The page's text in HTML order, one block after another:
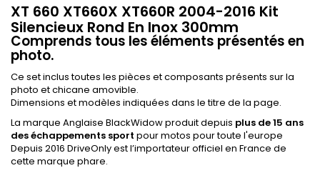
XT 660 XT660X XT660R 2004-2016 Kit
Silencieux Rond En Inox 300mm
Comprends tous les éléments présentés en
photo.
Ce set inclus toutes les pièces et composants présents sur la
photo et chicane amovible.
Dimensions et modèles indiquées dans le titre de la page.
La marque Anglaise BlackWidow produit depuis plus de 15 ans
des échappements sport pour motos pour toute l'europe
Depuis 2016 DriveOnly est l’importateur officiel en France de
cette marque phare.